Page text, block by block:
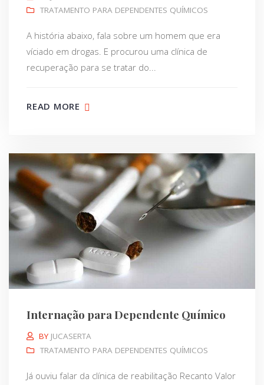
TRATAMENTO PARA DEPENDENTES QUÍMICOS
A história abaixo, fala sobre um homem que era
víciado em drogas. E procurou uma clínica de
recuperação para se tratar do...
READ MORE
Internação para Dependente Químico
BY JUCASERTA
TRATAMENTO PARA DEPENDENTES QUÍMICOS
Já ouviu falar da clínica de reabilitação Recanto Valor